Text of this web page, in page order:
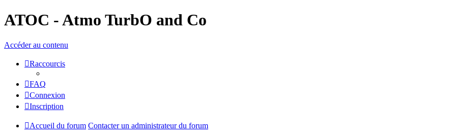
ATOC - Atmo TurbO and Co
Accéder au contenu
Raccourcis
FAQ
Connexion
Inscription
Accueil du forum Contacter un administrateur du forum